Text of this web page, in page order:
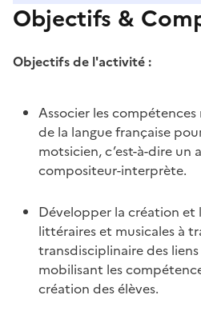
Objectifs &
Objectifs de l'activité :
Associer les compétences
de la langue française
motsicien, c’est-à-dire un
compositeur-interprète.
Développer la création et
littéraires et musicales à
transdisciplinaire des
mobilisant les
création des élèves.